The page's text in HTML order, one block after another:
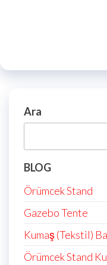
Ara
BLOG
Örümcek Stand
Gazebo Tente
Kumaş (Tekstil)
Örümcek Stand